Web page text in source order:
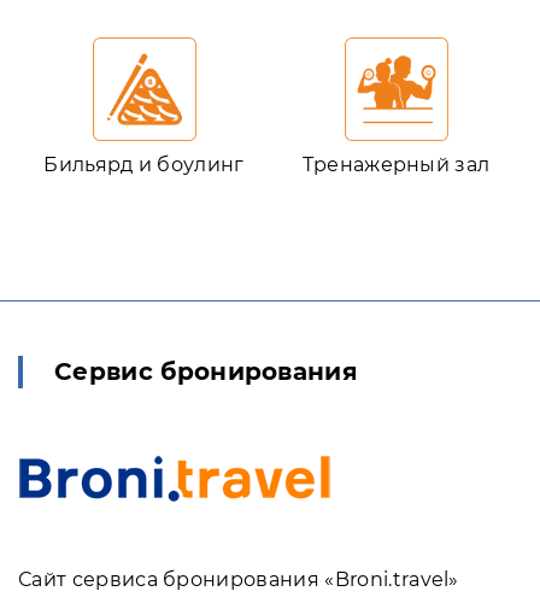
Бильярд и боулинг Тренажерный зал
Сервис бронирования
Сайт сервиса бронирования «Broni.travel»